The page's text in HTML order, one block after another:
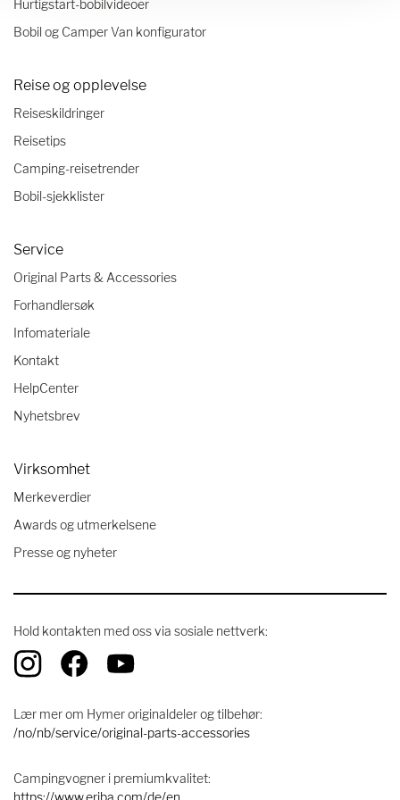
Hurtigstart-bobilvideoer
Bobil og Camper Van konfigurator
Reise og opplevelse
Reiseskildringer
Reisetips
Camping-reisetrender
Bobil-sjekklister
Service
Original Parts & Accessories
Forhandlersøk
Infomateriale
Kontakt
HelpCenter
Nyhetsbrev
Virksomhet
Merkeverdier
Awards og utmerkelsene
Presse og nyheter
Hold kontakten med oss ​​via sosiale nettverk:
Lær mer om Hymer originaldeler og tilbehør:
/no/nb/service/original-parts-accessories
Campingvogner i premiumkvalitet:
https://www.eriba.com/de/en